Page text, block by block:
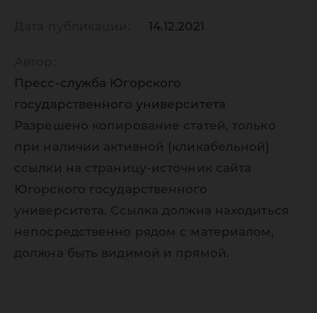
14.12.2021
Пресс-служба Югорского
государственного университета
Разрешено копирование статей, только
при наличии активной (кликабельной)
ссылки на страницу-источник сайта
Югорского государственного
университета. Ссылка должна находиться
непосредственно рядом с материалом,
должна быть видимой и прямой.